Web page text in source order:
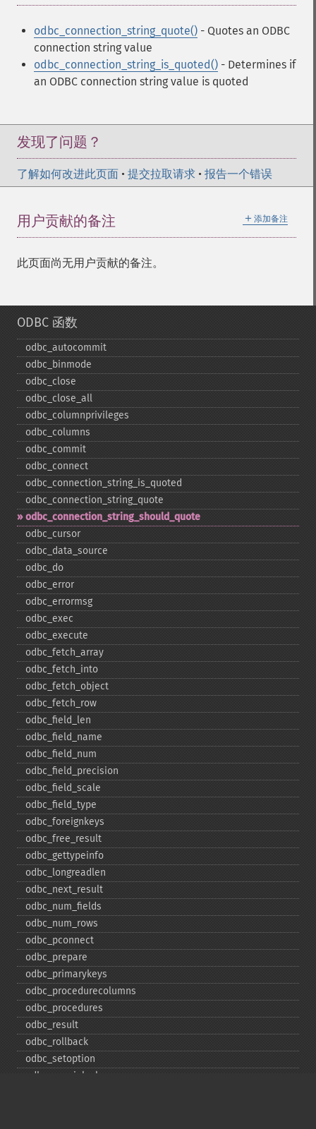
odbc_connection_string_quote() - Quotes an ODBC
connection string value
odbc_connection_string_is_quoted() - Determines if
an ODBC connection string value is quoted
发现了问题？
了解如何改进此页面 • 提交拉取请求 • 报告一个错误
＋ 添加备注
用户贡献的备注
此页面尚无用户贡献的备注。
ODBC 函数
odbc_​autocommit
odbc_​binmode
odbc_​close
odbc_​close_​all
odbc_​columnprivileges
odbc_​columns
odbc_​commit
odbc_​connect
odbc_​connection_​string_​is_​quoted
odbc_​connection_​string_​quote
odbc_​connection_​string_​should_​quote
odbc_​cursor
odbc_​data_​source
odbc_​do
odbc_​error
odbc_​errormsg
odbc_​exec
odbc_​execute
odbc_​fetch_​array
odbc_​fetch_​into
odbc_​fetch_​object
odbc_​fetch_​row
odbc_​field_​len
odbc_​field_​name
odbc_​field_​num
odbc_​field_​precision
odbc_​field_​scale
odbc_​field_​type
odbc_​foreignkeys
odbc_​free_​result
odbc_​gettypeinfo
odbc_​longreadlen
odbc_​next_​result
odbc_​num_​fields
odbc_​num_​rows
odbc_​pconnect
odbc_​prepare
odbc_​primarykeys
odbc_​procedurecolumns
odbc_​procedures
odbc_​result
odbc_​rollback
odbc_​setoption
odbc_​specialcolumns